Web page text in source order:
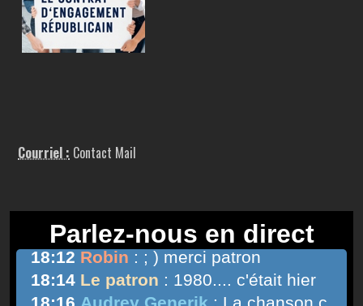
Courriel : Contact Mail